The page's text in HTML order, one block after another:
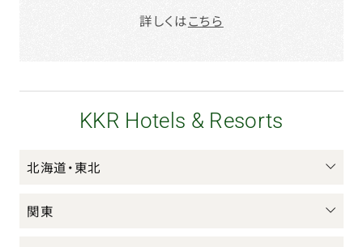
詳しくはこちら
KKR Hotels & Resorts
北海道・東北
関東